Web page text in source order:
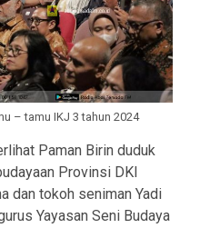
– tamu IKJ 3 tahun 2024
Paman Birin duduk
Provinsi DKI
dan tokoh seniman Yadi
Yayasan Seni Budaya